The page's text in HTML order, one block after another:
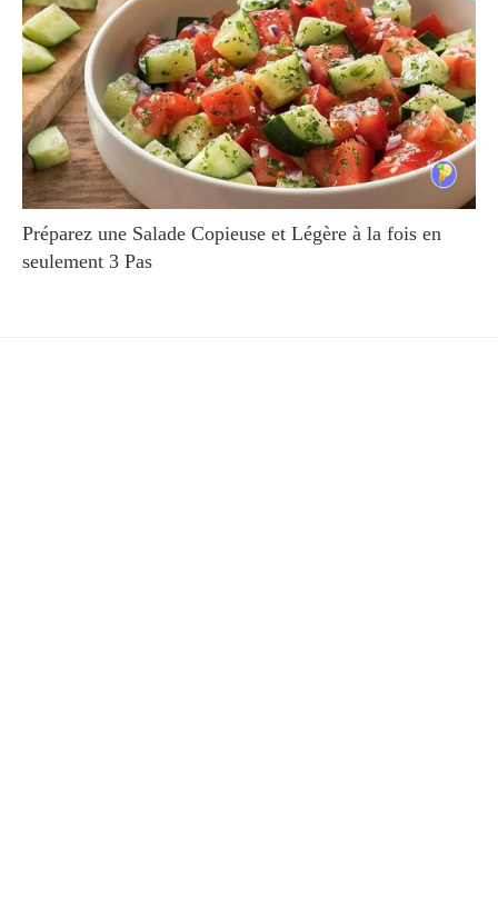
Préparez une Salade Copieuse et Légère à la fois en
seulement 3 Pas